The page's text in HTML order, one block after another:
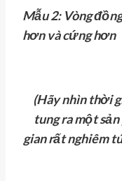
Mẫu 2: Vòng
hơn và cứng hơn
(Hãy nhìn thời
tung ra một
gian rất nghiêm